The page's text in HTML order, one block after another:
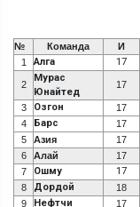
№ Команда И
1
Алга 17
2
Мурас
Юнайтед
17
3 Озгон 17
4 Барс 17
5 Азия 17
6
Алай 17
7
Ошму 17
8 Дордой 18
9 Нефтчи 17